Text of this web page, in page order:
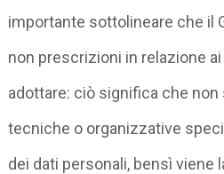
importante sottolineare che il
non prescrizioni in relazione
adottare: ciò significa che
tecniche o organizzative
dei dati personali, bensì viene